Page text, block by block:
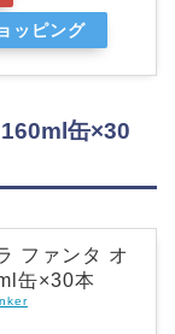
ッピング
缶×30
ファンタ オ
缶×30本